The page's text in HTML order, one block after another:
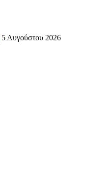
5 Αυγούστου 2026